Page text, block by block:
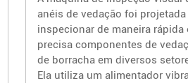
anéis de vedação foi projetada
inspecionar de maneira rápida
precisa componentes de
de borracha em diversos
Ela utiliza um alimentador